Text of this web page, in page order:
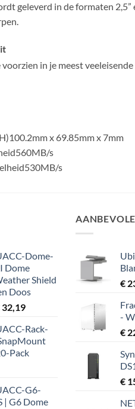
geleverd in de formaten
voorzien in je meest
100.2mm x 69.85mm x 7mm
560MB/s
530MB/s
Dome-
Dome
Shield
Doos
32,19Huidige
is:
€ 32,19.
Rack-
Pack
G6-
| G6 Dome
€
-
€
€